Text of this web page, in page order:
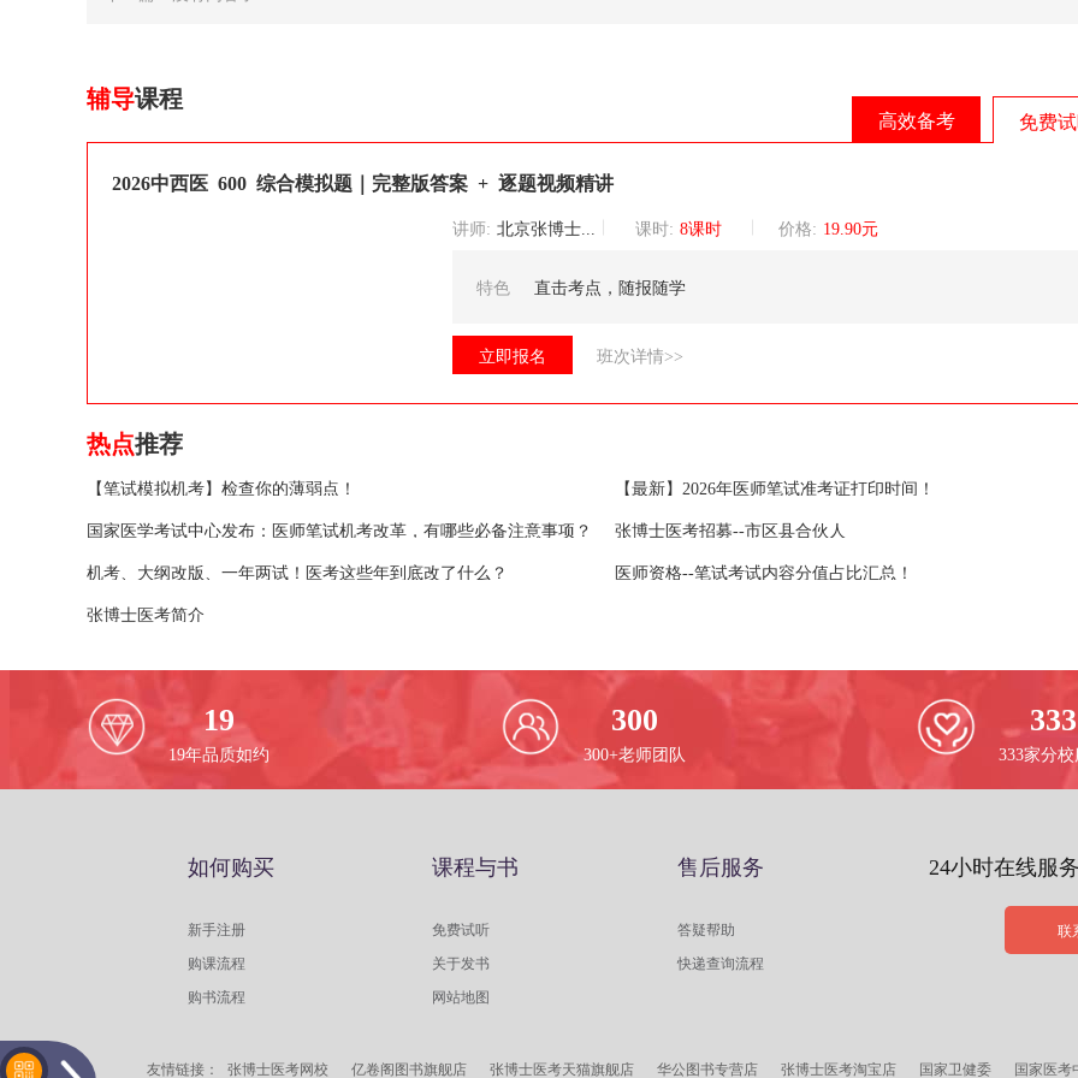
辅导课程
高效备考 免费
2026中西医 600 综合模拟题｜完整版答案 + 逐题视频精讲
讲师: 北京张博士医考巡讲团核心讲师 课时: 8课时 价格: 19.90元
特色 直击考点，随报随学
立即报名 班次详情>>
热点推荐
【笔试模拟机考】检查你的薄弱点！ 【最新】2026年医师笔试准考证打印时间！
国家医学考试中心发布：医师笔试机考改革，有哪些必备注意事项？ 张博士医考招募--市区县合伙人
机考、大纲改版、一年两试！医考这些年到底改了什么？ 医师资格--笔试考试内容分值占比汇总！
张博士医考简介
19
19年品质如约
300
300+老师团队
333
333家分
如何购买
新手注册
购课流程
购书流程
课程与书
免费试听
关于发书
网站地图
售后服务
答疑帮助
快递查询流程
24小时在线服
联
友情链接： 张博士医考网校 亿卷阁图书旗舰店 张博士医考天猫旗舰店 华公图书专营店 张博士医考淘宝店 国家卫健委 国家医考